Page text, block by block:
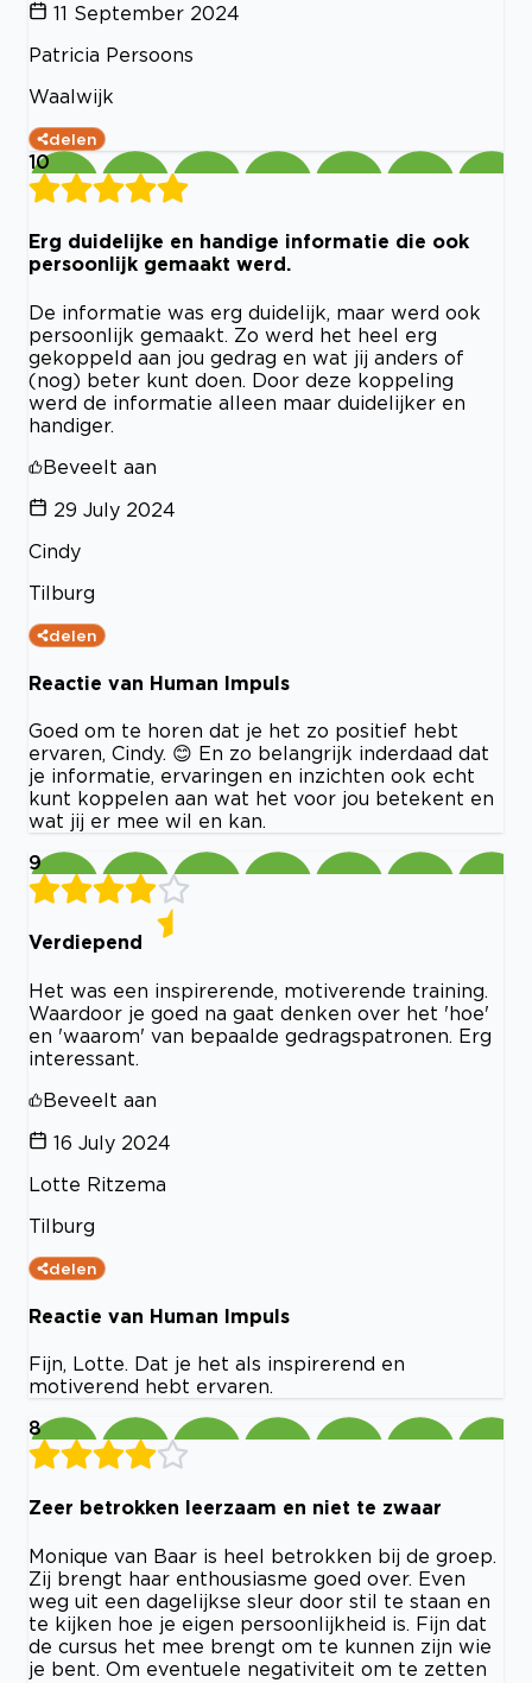
11 September 2024
Patricia Persoons
Waalwijk
delen
10
Erg duidelijke en handige informatie die ook
persoonlijk gemaakt werd.
De informatie was erg duidelijk, maar werd ook
persoonlijk gemaakt. Zo werd het heel erg
gekoppeld aan jou gedrag en wat jij anders of
(nog) beter kunt doen. Door deze koppeling
werd de informatie alleen maar duidelijker en
handiger.
Beveelt aan
29 July 2024
Cindy
Tilburg
delen
Reactie van Human Impuls
Goed om te horen dat je het zo positief hebt
ervaren, Cindy. 😊 En zo belangrijk inderdaad dat
je informatie, ervaringen en inzichten ook echt
kunt koppelen aan wat het voor jou betekent en
wat jij er mee wil en kan.
9
Verdiepend
Het was een inspirerende, motiverende training.
Waardoor je goed na gaat denken over het 'hoe'
en 'waarom' van bepaalde gedragspatronen. Erg
interessant.
Beveelt aan
16 July 2024
Lotte Ritzema
Tilburg
delen
Reactie van Human Impuls
Fijn, Lotte. Dat je het als inspirerend en
motiverend hebt ervaren.
8
Zeer betrokken leerzaam en niet te zwaar
Monique van Baar is heel betrokken bij de groep.
Zij brengt haar enthousiasme goed over. Even
weg uit een dagelijkse sleur door stil te staan en
te kijken hoe je eigen persoonlijkheid is. Fijn dat
de cursus het mee brengt om te kunnen zijn wie
je bent. Om eventuele negativiteit om te zetten